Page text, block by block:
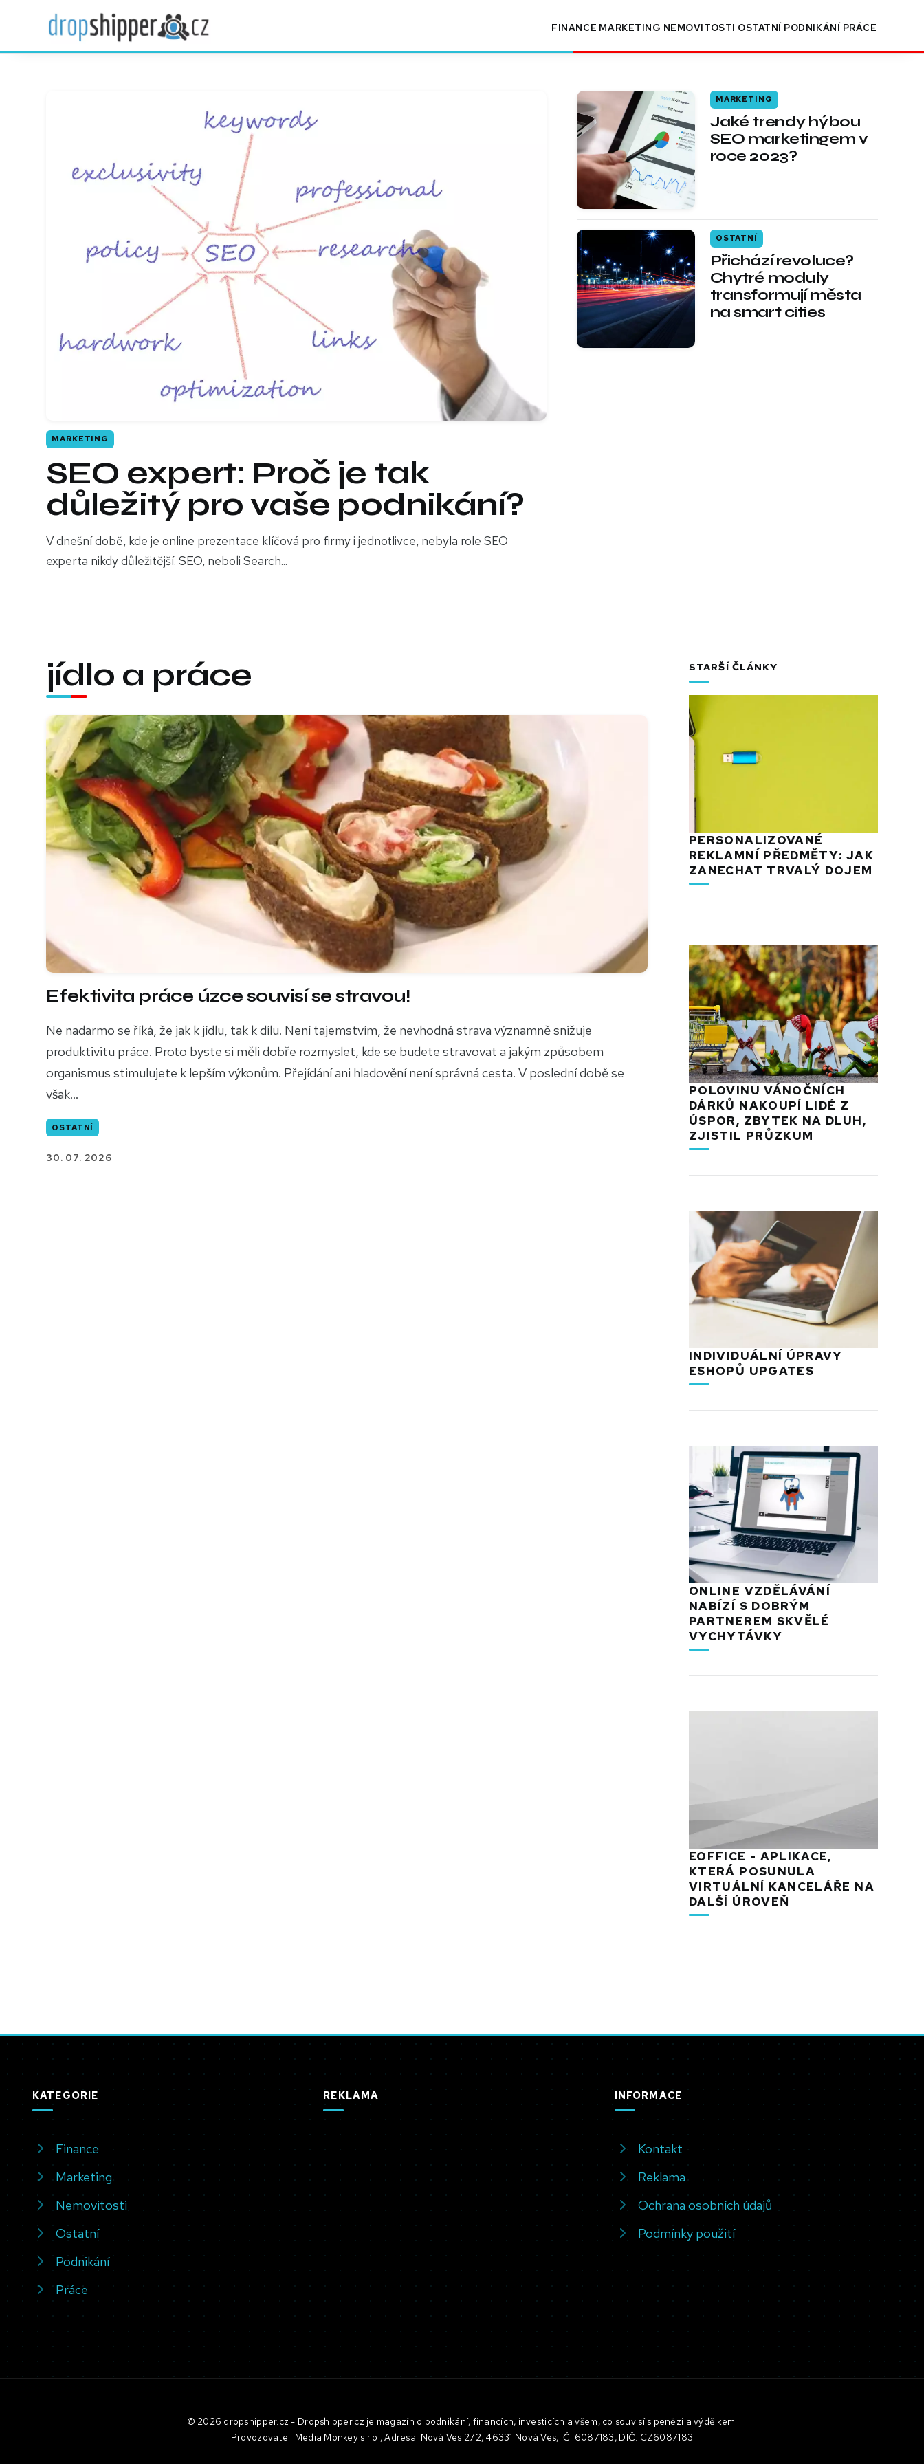
FINANCE MARKETING NEMOVITOSTI OSTATNÍ PODNIKÁNÍ PRÁCE
SEO expert: Proč je tak
důležitý pro vaše podnikání?
V dnešní době, kde je online prezentace klíčová pro firmy i jednotlivce, nebyla role SEO
experta nikdy důležitější. SEO, neboli Search...
MARKETING
Jaké trendy hýbou
SEO marketingem v
roce 2023?
MARKETING
Přichází revoluce?
Chytré moduly
transformují města
na smart cities
OSTATNÍ
jídlo a práce
Efektivita práce úzce souvisí se stravou!
Ne nadarmo se říká, že jak k jídlu, tak k dílu. Není tajemstvím, že nevhodná strava významně snižuje
produktivitu práce. Proto byste si měli dobře rozmyslet, kde se budete stravovat a jakým způsobem
organismus stimulujete k lepším výkonům. Přejídání ani hladovění není správná cesta. V poslední době se
však...
OSTATNÍ
30. 07. 2026
STARŠÍ ČLÁNKY
PERSONALIZOVANÉ
REKLAMNÍ PŘEDMĚTY: JAK
ZANECHAT TRVALÝ DOJEM
POLOVINU VÁNOČNÍCH
DÁRKŮ NAKOUPÍ LIDÉ Z
ÚSPOR, ZBYTEK NA DLUH,
ZJISTIL PRŮZKUM
INDIVIDUÁLNÍ ÚPRAVY
ESHOPŮ UPGATES
ONLINE VZDĚLÁVÁNÍ
NABÍZÍ S DOBRÝM
PARTNEREM SKVĚLÉ
VYCHYTÁVKY
EOFFICE - APLIKACE,
KTERÁ POSUNULA
VIRTUÁLNÍ KANCELÁŘE NA
DALŠÍ ÚROVEŇ
KATEGORIE
Finance
Marketing
Nemovitosti
Ostatní
Podnikání
Práce
REKLAMA INFORMACE
Kontakt
Reklama
Ochrana osobních údajů
Podmínky použití
© 2026 dropshipper.cz - Dropshipper.cz je magazín o podnikání, financích, investicích a všem, co souvisí s penězi a výdělkem.
Provozovatel: Media Monkey s.r.o., Adresa: Nová Ves 272, 46331 Nová Ves, IČ: 6087183, DIČ: CZ6087183